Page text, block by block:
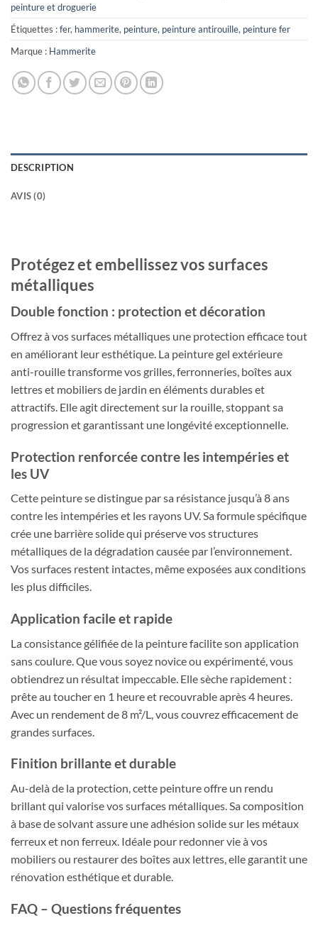
peinture et droguerie
Étiquettes :fer, hammerite, peinture, peinture antirouille, peinture fer
Marque : Hammerite
DESCRIPTION
AVIS (0)
Protégez et embellissez vos surfaces
métalliques
Double fonction : protection et décoration
Offrez à vos surfaces métalliques une protection efficace tout
en améliorant leur esthétique. La peinture gel extérieure
anti-rouille transforme vos grilles, ferronneries, boîtes aux
lettres et mobiliers de jardin en éléments durables et
attractifs. Elle agit directement sur la rouille, stoppant sa
progression et garantissant une longévité exceptionnelle.
Protection renforcée contre les intempéries et
les UV
Cette peinture se distingue par sa résistance jusqu’à 8 ans
contre les intempéries et les rayons UV. Sa formule spécifique
crée une barrière solide qui préserve vos structures
métalliques de la dégradation causée par l’environnement.
Vos surfaces restent intactes, même exposées aux conditions
les plus difficiles.
Application facile et rapide
La consistance gélifiée de la peinture facilite son application
sans coulure. Que vous soyez novice ou expérimenté, vous
obtiendrez un résultat impeccable. Elle sèche rapidement :
prête au toucher en 1 heure et recouvrable après 4 heures.
Avec un rendement de 8 m²/L, vous couvrez efficacement de
grandes surfaces.
Finition brillante et durable
Au-delà de la protection, cette peinture offre un rendu
brillant qui valorise vos surfaces métalliques. Sa composition
à base de solvant assure une adhésion solide sur les métaux
ferreux et non ferreux. Idéale pour redonner vie à vos
mobiliers ou restaurer des boîtes aux lettres, elle garantit une
rénovation esthétique et durable.
FAQ – Questions fréquentes